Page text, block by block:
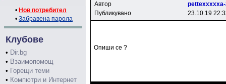
• Нов потребител
• Забравена парола
Клубове
• Dir.bg
• Взаимопомощ
• Горещи теми
• Компютри и Интернет
Автор
Публикувано
23.10.19
Опиши се ?